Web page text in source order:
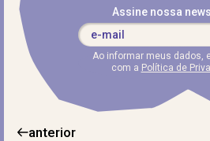
Assine nossa
Ao informar meus dados,
com a Política de
anterior